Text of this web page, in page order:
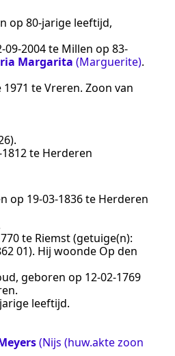
op 80-jarige leeftijd,
te Millen op 83-
Margarita (Marguerite).
1971 teVreren. Zoon van
).
te Herderen
op 19‑03‑1836te Herderen
te Riemst(getuige(n):
01). Hij woonde Op den
geboren op 12‑02‑1769
.
leeftijd.
(Nijs (huw.akte zoon